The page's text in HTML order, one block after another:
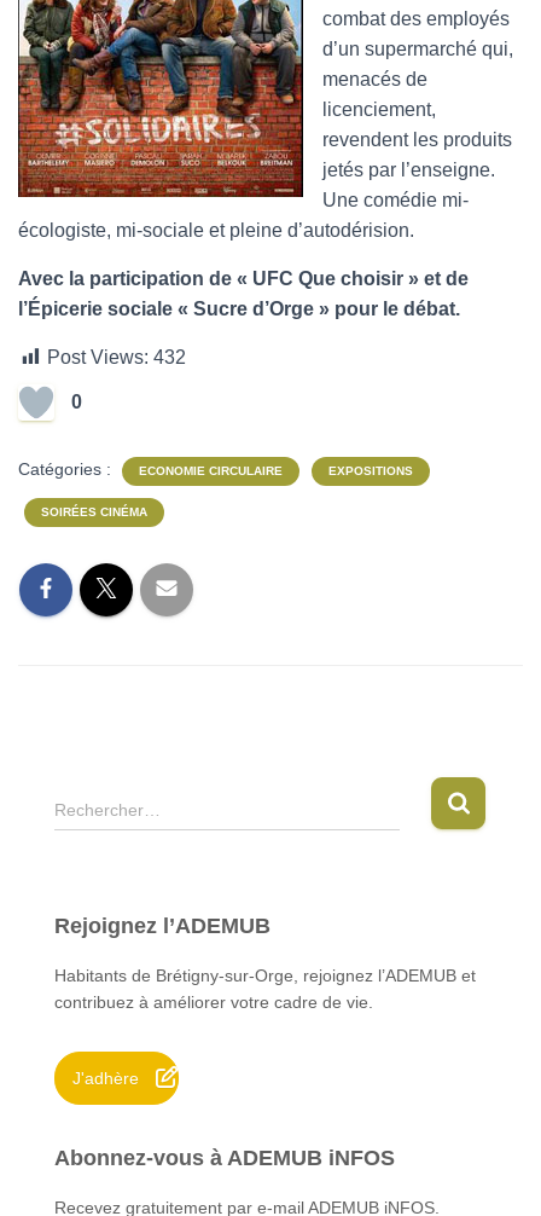
combat des employés
d’un supermarché qui,
menacés de
licenciement,
revendent les produits
jetés par l’enseigne.
Une comédie mi-
écologiste, mi-sociale et pleine d’autodérision.
Avec la participation de « UFC Que choisir » et de
l’Épicerie sociale « Sucre d’Orge » pour le débat.
Post Views: 432
0
Catégories : ECONOMIE CIRCULAIRE EXPOSITIONS
SOIRÉES CINÉMA
R
e
r
h
e
:
Rechercher…
Rejoignez l’ADEMUB
Habitants de Brétigny-sur-Orge, rejoignez l’ADEMUB et
contribuez à améliorer votre cadre de vie.
J'adhère
Abonnez-vous à ADEMUB iNFOS
Recevez gratuitement par e-mail ADEMUB iNFOS.